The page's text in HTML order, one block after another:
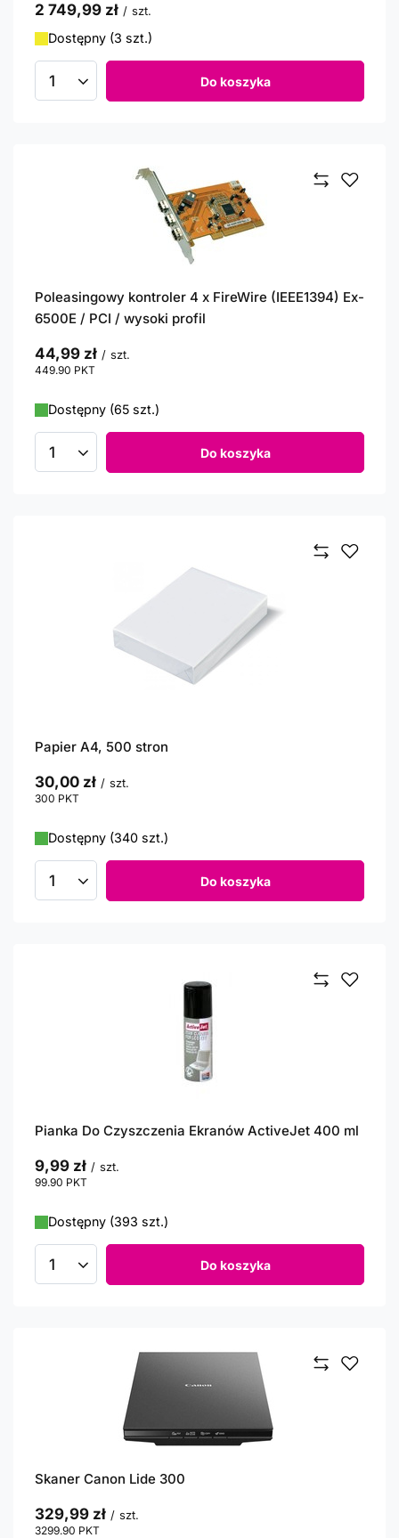
2 749,99 zł / szt.
Dostępny (3 szt.)
Ilość produktów Do koszyka
Poleasingowy kontroler 4 x FireWire (IEEE1394) Ex-
6500E / PCI / wysoki profil
44,99 zł / szt.
449.90 PKT
Dostępny (65 szt.)
Ilość produktów Do koszyka
Papier A4, 500 stron
30,00 zł / szt.
300 PKT
Dostępny (340 szt.)
Ilość produktów Do koszyka
Pianka Do Czyszczenia Ekranów ActiveJet 400 ml
9,99 zł / szt.
99.90 PKT
Dostępny (393 szt.)
Ilość produktów Do koszyka
Skaner Canon Lide 300
329,99 zł / szt.
3299.90 PKT